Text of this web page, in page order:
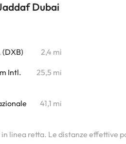
Dubai
2,4 mi
Intl.
25,5 mi
41,1 mi
linea retta. Le distanze effettive